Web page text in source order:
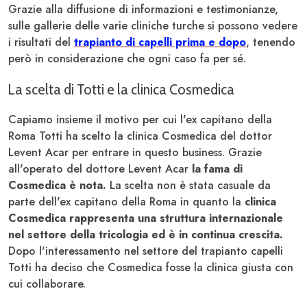
Grazie alla diffusione di informazioni e testimonianze,
sulle gallerie delle varie cliniche turche si possono vedere
i risultati del trapianto di capelli prima e dopo, tenendo
però in considerazione che ogni caso fa per sé.
La scelta di Totti e la clinica Cosmedica
Capiamo insieme il motivo per cui l'ex capitano della
Roma Totti ha scelto la clinica Cosmedica del dottor
Levent Acar per entrare in questo business. Grazie
all'operato del dottore Levent Acar la fama di
Cosmedica è nota. La scelta non è stata casuale da
parte dell'ex capitano della Roma in quanto la clinica
Cosmedica rappresenta una struttura internazionale
nel settore della tricologia ed è in continua crescita.
Dopo l'interessamento nel settore del trapianto capelli
Totti ha deciso che Cosmedica fosse la clinica giusta con
cui collaborare.